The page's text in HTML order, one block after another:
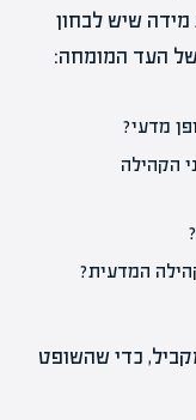
שיש לבחון
העד המומחה:
מדעי?
הקהילה
המדעית?
כדי שהשופט